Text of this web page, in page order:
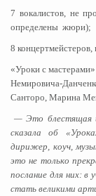
7 вокалистов, не
определены жюри);
8
«Уроки с мастерами»
Немировича-
Санторо, Марина
— Это блестящая
сказала об
дирижер, коуч,
это не только
послание для них: в
стать великими